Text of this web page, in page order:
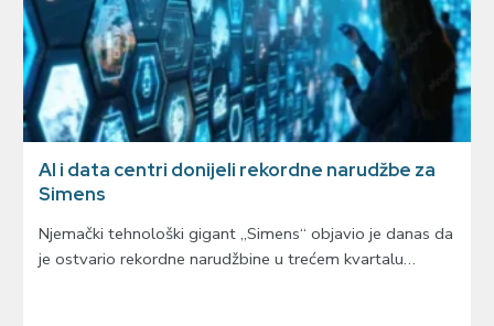
AI i data centri donijeli rekordne narudžbe za
Simens
Njemački tehnološki gigant „Simens“ objavio je danas da
je ostvario rekordne narudžbine u trećem kvartalu…